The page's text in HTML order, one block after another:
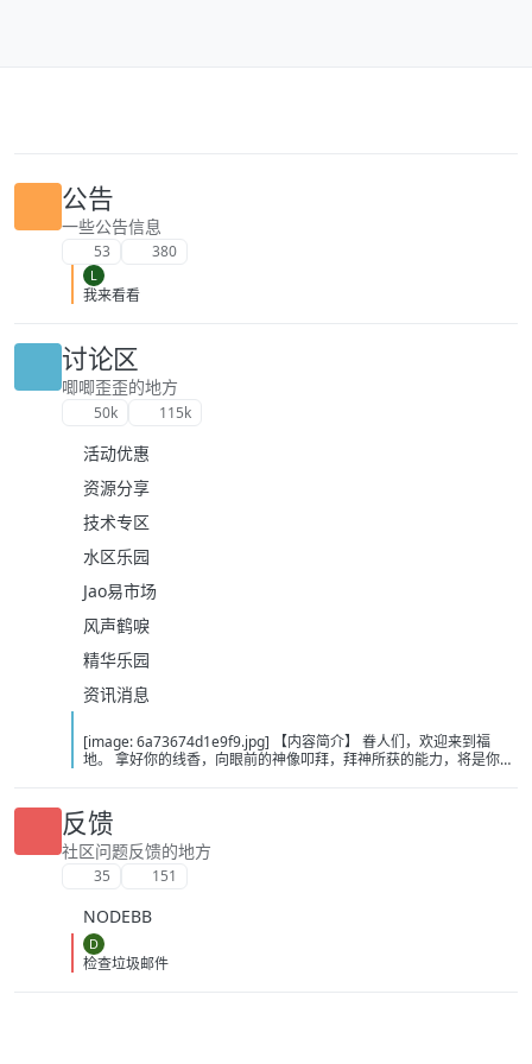
公告
一些公告信息
53 380
L
我来看看
讨论区
唧唧歪歪的地方
50k 115k
活动优惠
资源分享
技术专区
水区乐园
Jao易市场
风声鹤唳
精华乐园
资讯消息
[image: 6a73674d1e9f9.jpg] 【内容简介】 眷人们，欢迎来到福
地。 拿好你的线香，向眼前的神像叩拜，拜神所获的能力，将是你们
悲剧轮回…… 【作者简介】 作者：幻梦猎人，起点中文网作者，代表
作品：《灾厄收容所》《诡异分解指南》《天灾疯人院》《基因收容
所》等 【下载地址】 百度：
https://pan.baidu.com/s/1CTpsB1_Ju5NwzAhO0MvwZQ?pwd=9a1v
夸克：https://pan.quark.cn/s/ffe07719ebb3?pwd=aUYh 移动：
反馈
社区问题反馈的地方
35 151
NODEBB
D
检查垃圾邮件